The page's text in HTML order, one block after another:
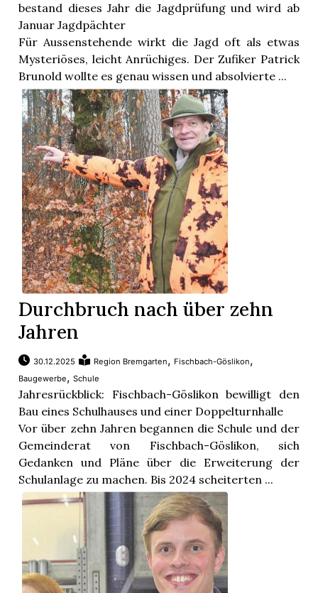
bestand dieses Jahr die Jagdprüfung und wird ab
Januar Jagdpächter
Für Aussenstehende wirkt die Jagd oft als etwas
Mysteriöses, leicht Anrüchiges. Der Zufiker Patrick
Brunold wollte es genau wissen und absolvierte ...
Durchbruch nach über zehn
Jahren
30.12.2025 Region Bremgarten, Fischbach-Göslikon,
Baugewerbe,Schule
Jahresrückblick: Fischbach-Göslikon bewilligt den
Bau eines Schulhauses und einer Doppelturnhalle
Vor über zehn Jahren begannen die Schule und der
Gemeinderat von Fischbach-Göslikon, sich
Gedanken und Pläne über die Erweiterung der
Schulanlage zu machen. Bis 2024 scheiterten ...